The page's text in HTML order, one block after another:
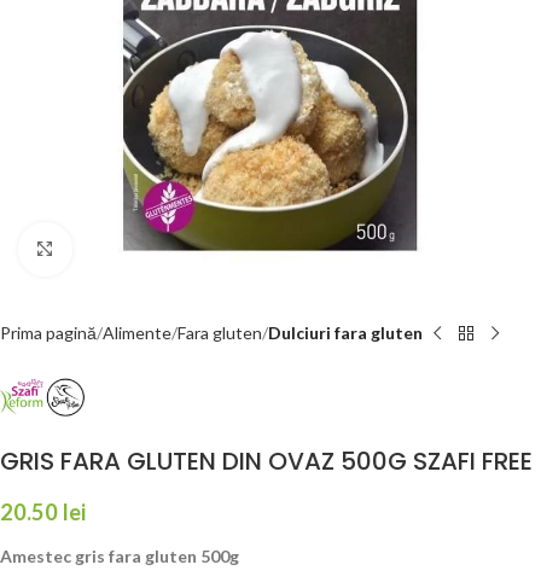
Faceți click pentru a mări
Prima pagină Alimente Fara gluten Dulciuri fara gluten
GRIS FARA GLUTEN DIN OVAZ 500G SZAFI FREE
20.50 lei
Amestec gris fara gluten 500g